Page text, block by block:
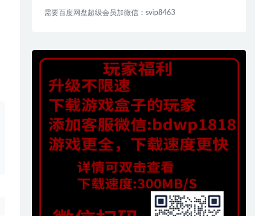
需要百度网盘超级会员加微信：svip8463